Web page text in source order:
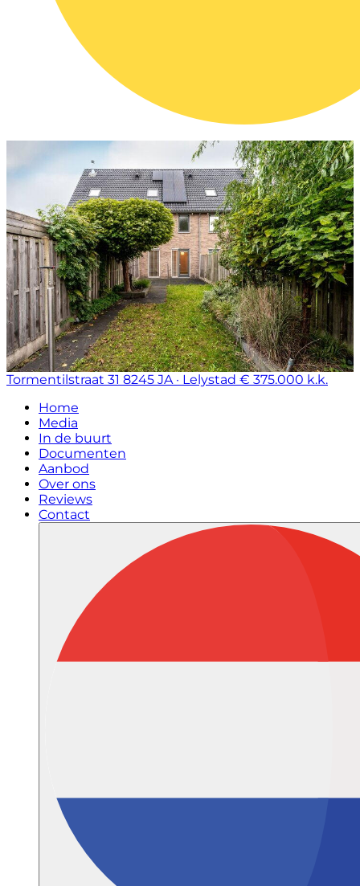
Tormentilstraat 31 8245 JA · Lelystad € 375.000 k.k.
Home
Media
In de buurt
Documenten
Aanbod
Over ons
Reviews
Contact